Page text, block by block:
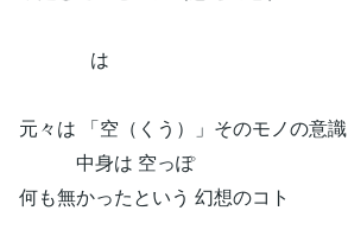
は
元々は 「空（くう）」そのモノの意識
中身は 空っぽ
何も無かったという 幻想のコト